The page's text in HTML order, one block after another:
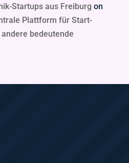
Startups aus Freiburg on
Plattform für Start-
bedeutende